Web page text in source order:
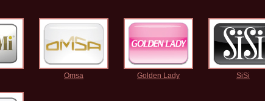
Omsa Golden Lady SiSi